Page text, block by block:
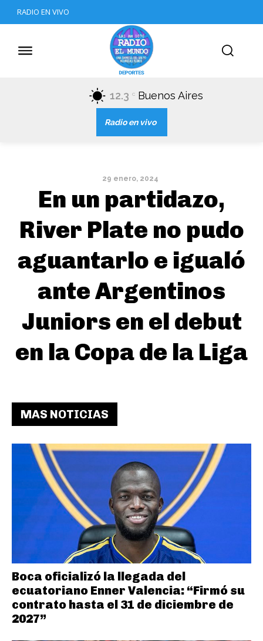
RADIO EN VIVO
12.3 C Buenos Aires
Radio en vivo
29 enero, 2024
En un partidazo,
River Plate no pudo
aguantarlo e igualó
ante Argentinos
Juniors en el debut
en la Copa de la Liga
MAS NOTICIAS
Boca oficializó la llegada del
ecuatoriano Enner Valencia: “Firmó su
contrato hasta el 31 de diciembre de
2027”